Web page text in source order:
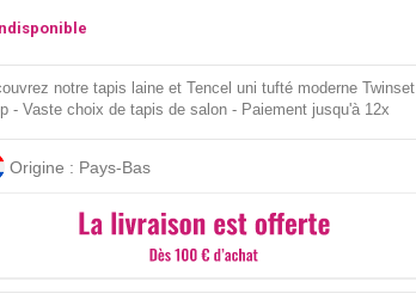
notre tapis laine et Tencel uni tufté moderne Twinset
- Vaste choix de tapis de salon - Paiement jusqu'à 12x
Origine : Pays-Bas